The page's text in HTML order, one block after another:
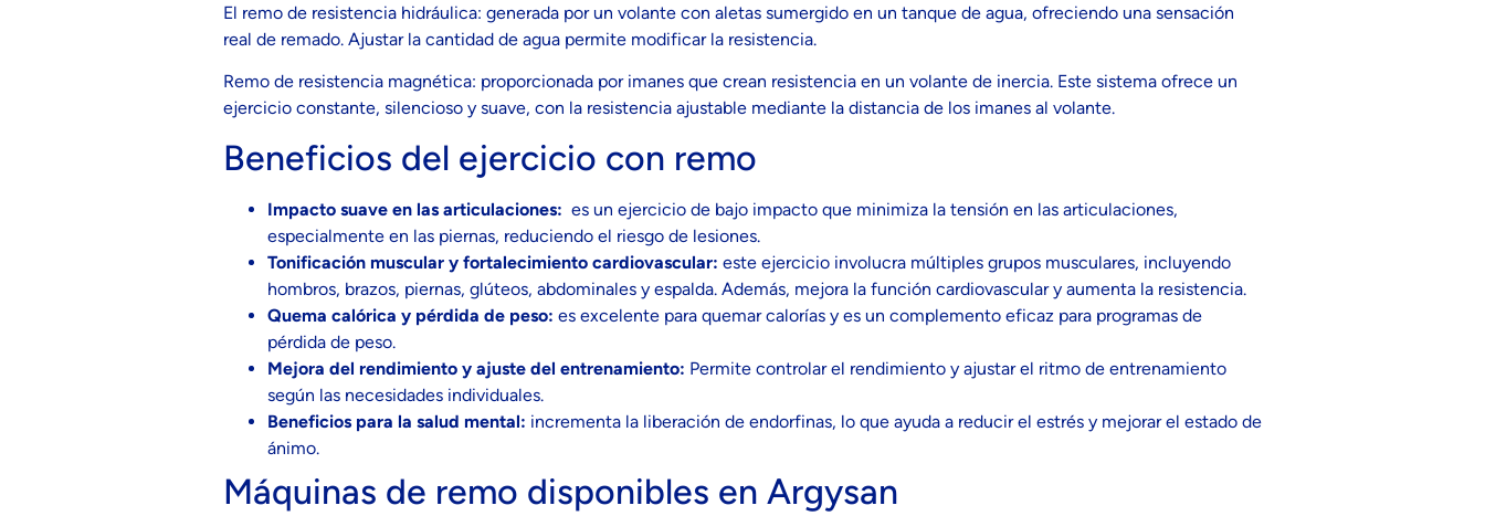
El remo de resistencia hidráulica: generada por un volante con aletas sumergido en un tanque de agua, ofreciendo una sensación
real de remado. Ajustar la cantidad de agua permite modificar la resistencia.
Remo de resistencia magnética: proporcionada por imanes que crean resistencia en un volante de inercia. Este sistema ofrece un
ejercicio constante, silencioso y suave, con la resistencia ajustable mediante la distancia de los imanes al volante.
Beneficios del ejercicio con remo
Impacto suave en las articulaciones: es un ejercicio de bajo impacto que minimiza la tensión en las articulaciones,
especialmente en las piernas, reduciendo el riesgo de lesiones.
Tonificación muscular y fortalecimiento cardiovascular: este ejercicio involucra múltiples grupos musculares, incluyendo
hombros, brazos, piernas, glúteos, abdominales y espalda. Además, mejora la función cardiovascular y aumenta la resistencia.
Quema calórica y pérdida de peso: es excelente para quemar calorías y es un complemento eficaz para programas de
pérdida de peso.
Mejora del rendimiento y ajuste del entrenamiento: Permite controlar el rendimiento y ajustar el ritmo de entrenamiento
según las necesidades individuales.
Beneficios para la salud mental: incrementa la liberación de endorfinas, lo que ayuda a reducir el estrés y mejorar el estado de
ánimo.
Máquinas de remo disponibles en Argysan